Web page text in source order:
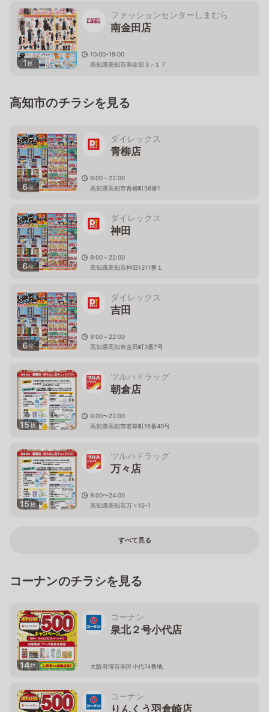
1枚
ファッションセンターしまむら
南金田店
10:00-19:00
高知県高知市南金田３−１７
高知市のチラシを見る
6枚
ダイレックス
青柳店
9:00～22:00
高知県高知市青柳町56番1
6枚
ダイレックス
神田
9:00～22:00
高知県高知市神田1311番１
6枚
ダイレックス
吉田
9:00～22:00
高知県高知市吉田町3番7号
15枚
ツルハドラッグ
朝倉店
9:00〜22:00
高知県高知市若草町16番40号
15枚
ツルハドラッグ
万々店
9:00〜24:00
高知県高知市万々15-1
すべて見る
コーナンのチラシを見る
14枚
コーナン
泉北２号小代店
大阪府堺市南区小代74番地
コーナン
りんくう羽倉崎店